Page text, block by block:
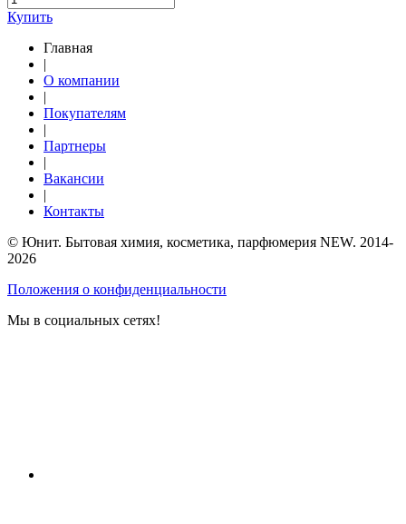
Купить
Главная
|
О компании
|
Покупателям
|
Партнеры
|
Вакансии
|
Контакты
© Юнит. Бытовая химия, косметика, парфюмерия NEW. 2014-
2026
Положения о конфиденциальности
Мы в социальных сетях!